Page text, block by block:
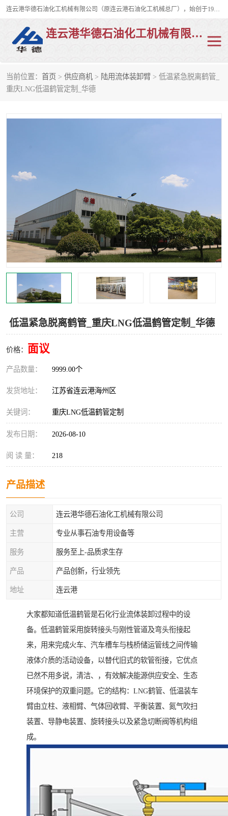
连云港华德石油化工机械有限公司（原连云港石油化工机械总厂），始创于1982年，是从事码头船用流体装卸臂、陆用流体装卸臂（鹤管）、活动梯、钢构平台、定量装车系统等全系列流体装卸设备的设计、制造、销售以及服务的专业供应商。
连云港华德石油化工机械有限公司
当前位置： 首页 > 供应商机 > 陆用流体装卸臂 > 低温紧急脱离鹤管_
重庆LNG低温鹤管定制_华德
低温紧急脱离鹤管_重庆LNG低温鹤管定制_华德
价格： 面议
产品数量： 9999.00个
发货地址： 江苏省连云港海州区
关键词： 重庆LNG低温鹤管定制
发布日期： 2026-08-10
阅 读 量： 218
产品描述
公司 连云港华德石油化工机械有限公司
主营 专业从事石油专用设备等
服务 服务至上-品质求生存
产品 产品创新，行业领先
地址 连云港
大家都知道低温鹤管是石化行业流体装卸过程中的设
备。低温鹤管采用旋转接头与刚性管道及弯头衔接起
来，用来完成火车、汽车槽车与栈桥储运管线之间传输
液体介质的活动设备，以替代旧式的软管衔接，它优点
已然不用多说，清洁、，有效解决能源供应安全、生态
环境保护的双重问题。它的结构：LNG鹤管、低温装车
臂由立柱、液相臂、气体回收臂、平衡装置、氮气吹扫
装置、导静电装置、旋转接头以及紧急切断阀等机构组
成。
陆用流体装卸臂
紧急脱离干式接头 火车鹤管
汽车鹤管 顶部鹤管
底部鹤管 低温鹤管
浮动出油装置 鹤管